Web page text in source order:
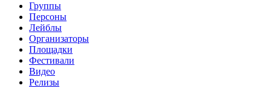
Группы
Персоны
Лейблы
Организаторы
Площадки
Фестивали
Видео
Релизы